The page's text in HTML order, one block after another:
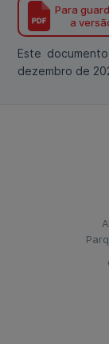
Para
a
Este
dezembro de